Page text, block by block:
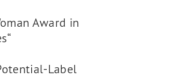
Award in
Label